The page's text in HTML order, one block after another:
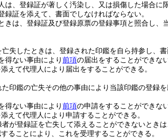
は、登録証が著しく汚染し、又は損傷した場合に
録証を添えて、書面でしなければならない。
きは、登録証及び登録原票の登録事項と照合し
失したときは、登録された印鑑を自ら持参し、
得ない事由により前項の届出をすることができな
えて代理人により届出をすることができる。
印鑑の亡失その他の事由により当該印鑑の登録
得ない事由により前項の申請をすることができな
えて代理人により申請することができる。
が登録証を亡失して添えることができないときは
ることにより、これを受理することができる。